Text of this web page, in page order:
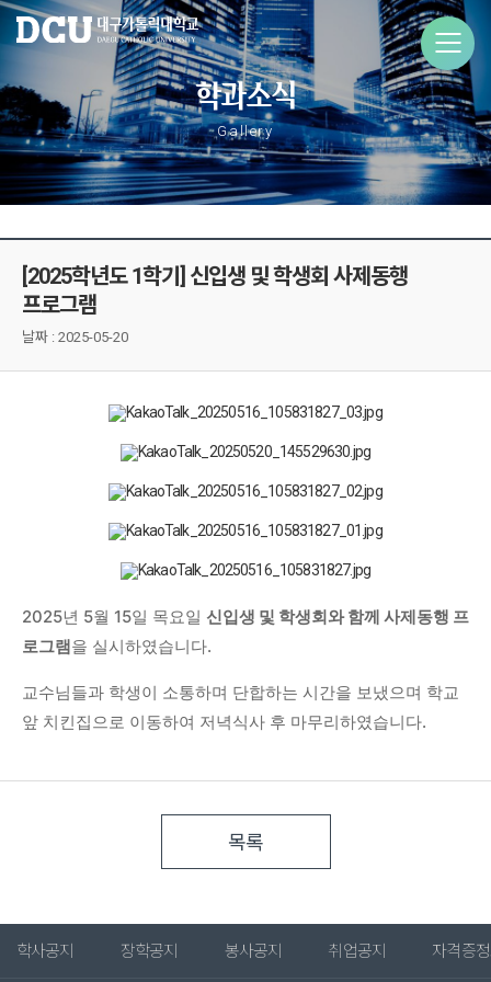
학과소식
Gallery
[2025학년도 1학기] 신입생 및 학생회 사제동행
프로그램
날짜 : 2025-05-20
2025년 5월 15일 목요일 신입생 및 학생회와 함께 사제동행 프
로그램을 실시하였습니다.
교수님들과 학생이 소통하며 단합하는 시간을 보냈으며 학교
앞 치킨집으로 이동하여 저녁식사 후 마무리하였습니다.
목록
학사공지 장학공지 봉사공지 취업공지 자격증